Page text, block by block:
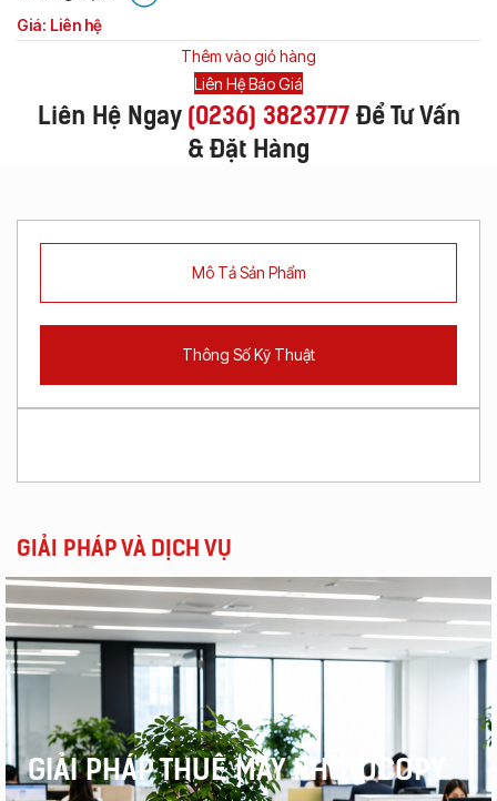
Giá: Liên hệ
Thêm vào giỏ hàng
Liên Hệ Báo Giá
Liên Hệ Ngay (0236) 3823777Để Tư Vấn
& Đặt Hàng
Mô Tả Sản Phẩm
Thông Số Kỹ Thuật
GIẢI PHÁP VÀ DỊCH VỤ
GIẢI PHÁP THUÊ MÁY PHOTOCOPY